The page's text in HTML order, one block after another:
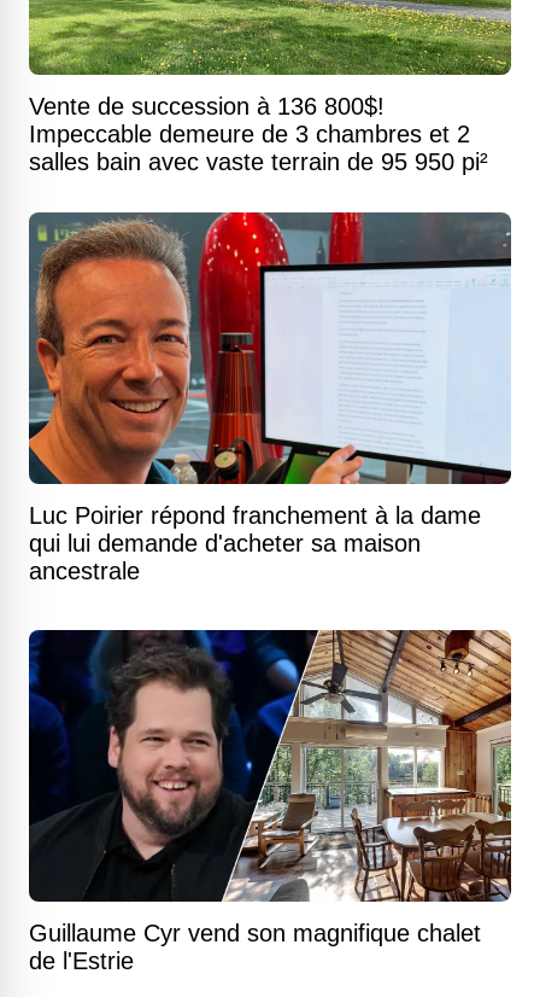
Vente de succession à 136 800$!
Impeccable demeure de 3 chambres et 2
salles bain avec vaste terrain de 95 950 pi²
Luc Poirier répond franchement à la dame
qui lui demande d'acheter sa maison
ancestrale
Guillaume Cyr vend son magnifique chalet
de l'Estrie